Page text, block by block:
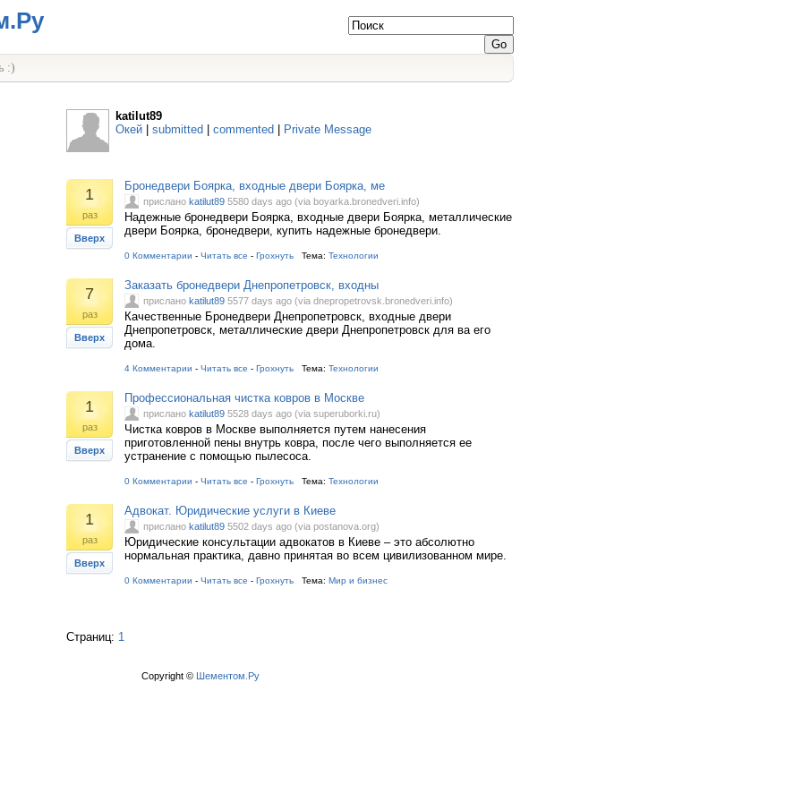
:)
katilut89
Окей
submitted commented Private Message
1
раз
Вверх
Бронедвери Боярка, входные двери Боярка, ме
прислано katilut89 5580 days ago (via boyarka.bronedveri.info)
Надежные бронедвери Боярка, входные двери Боярка, металлические
двери Боярка, бронедвери, купить надежные бронедвери.
0 Комментарии - Читать все - Грохнуть Тема: Технологии
7
раз
Вверх
Заказать бронедвери Днепропетровск, входны
прислано katilut89 5577 days ago (via dnepropetrovsk.bronedveri.info)
Качественные Бронедвери Днепропетровск, входные двери
Днепропетровск, металлические двери Днепропетровск для ва его
дома.
4 Комментарии - Читать все - Грохнуть Тема: Технологии
1
раз
Вверх
Профессиональная чистка ковров в Москве
прислано katilut89 5528 days ago (via superuborki.ru)
Чистка ковров в Москве выполняется путем нанесения
приготовленной пены внутрь ковра, после чего выполняется ее
устранение с помощью пылесоса.
0 Комментарии - Читать все - Грохнуть Тема: Технологии
1
раз
Вверх
Адвокат. Юридические услуги в Киеве
прислано katilut89 5502 days ago (via postanova.org)
Юридические консультации адвокатов в Киеве – это абсолютно
нормальная практика, давно принятая во всем цивилизованном мире.
0 Комментарии - Читать все - Грохнуть Тема: Мир и бизнес
Страниц: 1
Copyright © Шементом.Ру